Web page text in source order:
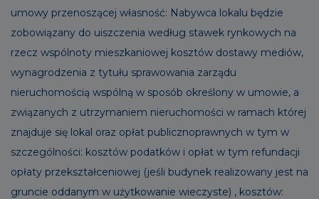
umowy przenoszącej własność: Nabywca lokalu będzie
zobowiązany do uiszczenia według stawek rynkowych na
rzecz wspólnoty mieszkaniowej kosztów dostawy mediów,
wynagrodzenia z tytułu sprawowania zarządu
nieruchomością wspólną w sposób określony w umowie, a
związanych z utrzymaniem nieruchomości w ramach której
znajduje się lokal oraz opłat publicznoprawnych w tym w
szczególności: kosztów podatków i opłat w tym refundacji
opłaty przekształceniowej (jeśli budynek realizowany jest na
gruncie oddanym w użytkowanie wieczyste) , kosztów: